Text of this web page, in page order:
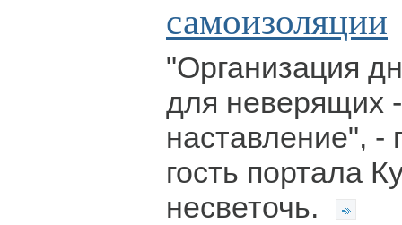
самоизоляции
"Организация
для неверящих
наставление", -
гость портала
несветочь.